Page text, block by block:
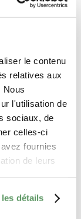
le contenu
relatives aux
Nous
l'utilisation de
sociaux, de
celles-ci
fournies
de leurs
détails